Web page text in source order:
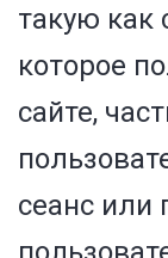
такую как
которое
сайте,
сеанс или